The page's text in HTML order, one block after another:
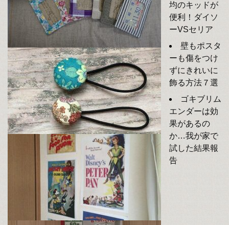
均のキッドが
便利！ダイソ
ーVSセリア
壁もポスタ
ーも傷をつけ
ずにきれいに
飾る方法７選
ゴキブリム
エンダーは効
果があるの
か…我が家で
試した結果報
告